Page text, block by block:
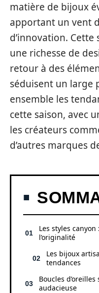
matière de bijoux
apportant un vent
d’innovation.
une richesse de
retour à des
séduisent un large
ensemble les
cette saison, avec
les créateurs
d’autres marques
Les styles
l’originalité
Les bijoux
tendances
Boucles
audacieuse